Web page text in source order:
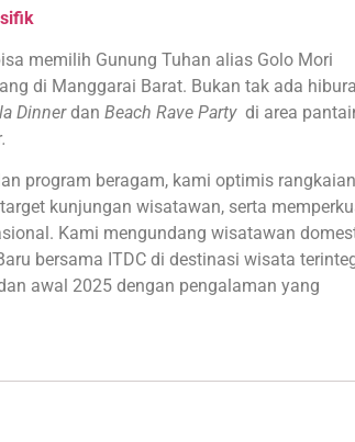
memilih Gunung Tuhan alias Golo Mori
di Manggarai Barat. Bukan tak ada
Dinnerdan Beach Rave Party di area
.
program beragam, kami optimis
kunjungan wisatawan, serta
Kami mengundang wisatawan
bersama ITDC di destinasi wisata
awal 2025 dengan pengalaman yang